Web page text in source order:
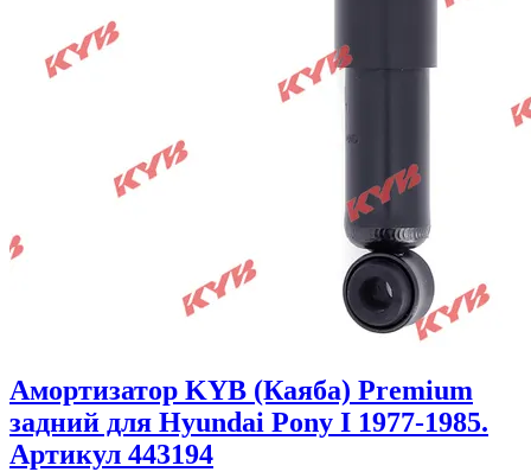
Амортизатор KYB (Каяба) Premium
задний для Hyundai Pony I 1977-1985.
Артикул 443194